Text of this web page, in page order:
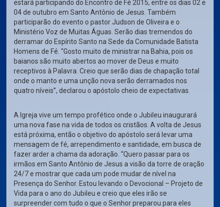
estará participando do Encontro de Fé 2015, entre os dias 02 e
04 de outubro em Santo Antônio de Jesus. Também
participarão do evento o pastor Judson de Oliveira e o
Ministério Voz de Muitas Águas. Serão dias tremendos do
derramar do Espírito Santo na Sede da Comunidade Batista
Homens de Fé. “Gosto muito de ministrar na Bahia, pois os
baianos são muito abertos ao mover de Deus e muito
receptivos à Palavra. Creio que serão dias de chapação total
onde o manto e uma unção nova serão derramados nos
quatro níveis”, declarou o apóstolo cheio de expectativas.
A Igreja vive um tempo profético onde o Jubileu inaugurará
uma nova fase na vida de todos os cristãos. A volta de Jesus
está próxima, então o objetivo do apóstolo será levar uma
mensagem de fé, arrependimento e santidade, em busca de
fazer arder a chama da adoração. “Quero passar para os
irmãos em Santo Antônio de Jesus a visão da torre de oração
24/7 e mostrar que cada um pode mudar de nível na
Presença do Senhor. Estou levando o Devocional – Projeto de
Vida para o ano do Jubileu e creio que eles irão se
surpreender com tudo o que o Senhor preparou para eles